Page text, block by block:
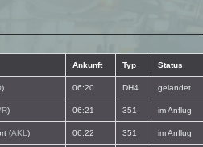
Ankunft Typ Status
) 06:20 DH4 gelandet
) 06:21 351 im Anflug
(AKL ) 06:22 351 im Anflug